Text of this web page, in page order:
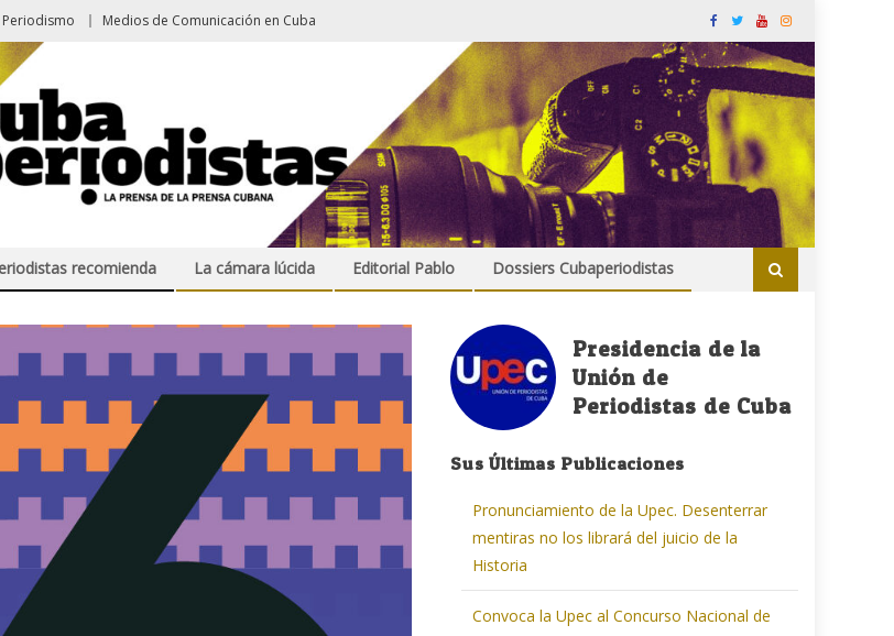
Medios de Comunicación en Cuba
recomienda La cámara lúcida Editorial Pablo Dossiers Cubaperiodistas
Presidencia de la
Unión de
Periodistas de Cuba
Sus Últimas Publicaciones
Pronunciamiento de la Upec. Desenterrar
mentiras no los librará del juicio de la
Historia
Convoca la Upec al Concurso Nacional de